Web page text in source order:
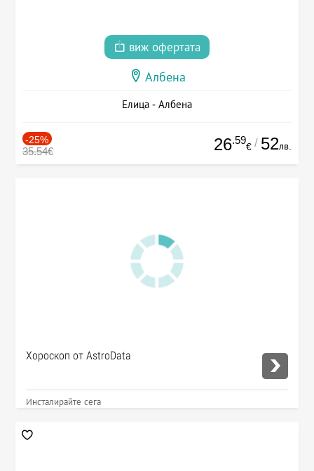
виж офертата
Албена
Елица - Албена
-25%
35.54€ 26.59
€ / 52лв.
Хороскоп от AstroData
Инсталирайте сега